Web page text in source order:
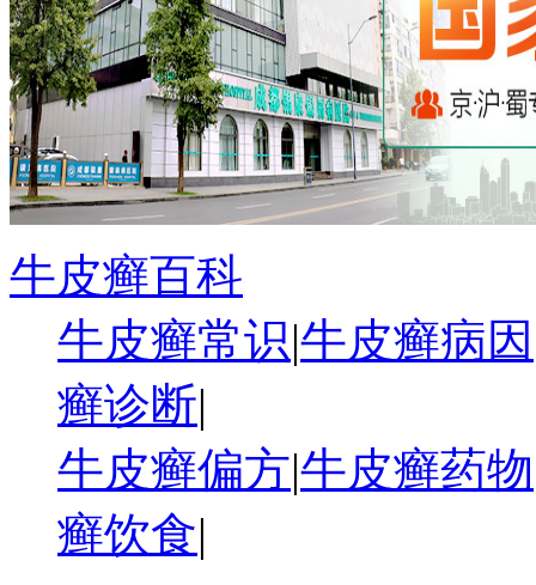
牛皮癣百科
牛皮癣常识|牛皮癣病因
癣诊断|
牛皮癣偏方|牛皮癣药物
癣饮食|